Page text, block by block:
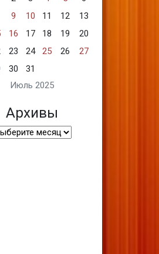
Июль 2025
9 10 11 12
13
16 17 18 19
20
23 24 25 26
27
30 31
Архивы